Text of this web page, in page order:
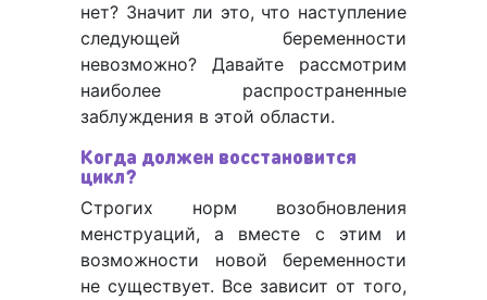
нет? Значит ли это, что наступление
следующей беременности
невозможно? Давайте рассмотрим
наиболее распространенные
заблуждения в этой области.
Когда должен восстановится
цикл?
Строгих норм возобновления
менструаций, а вместе с этим и
возможности новой беременности
не существует. Все зависит от того,